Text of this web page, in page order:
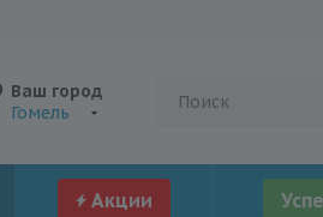
Ваш город
Гомель
Акции